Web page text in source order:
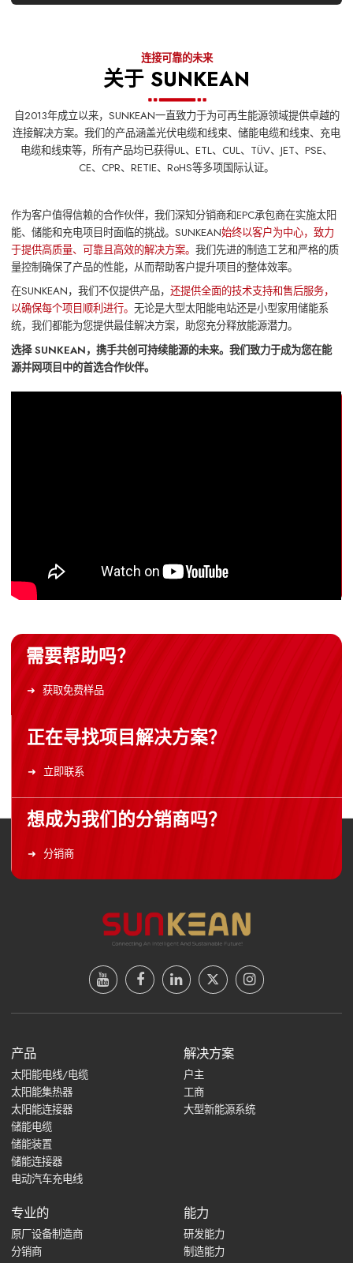
连接可靠的未来
关于 SUNKEAN
自2013年成立以来，SUNKEAN一直致力于为可再生能源领域提供卓越的
连接解决方案。我们的产品涵盖光伏电缆和线束、储能电缆和线束、充电
电缆和线束等，所有产品均已获得UL、ETL、CUL、TÜV、JET、PSE、
CE、CPR、RETIE、RoHS等多项国际认证。
作为客户值得信赖的合作伙伴，我们深知分销商和EPC承包商在实施太阳
能、储能和充电项目时面临的挑战。SUNKEAN始终以客户为中心，致力
于提供高质量、可靠且高效的解决方案。我们先进的制造工艺和严格的质
量控制确保了产品的性能，从而帮助客户提升项目的整体效率。
在SUNKEAN，我们不仅提供产品，还提供全面的技术支持和售后服务，
以确保每个项目顺利进行。无论是大型太阳能电站还是小型家用储能系
统，我们都能为您提供最佳解决方案，助您充分释放能源潜力。
选择 SUNKEAN，携手共创可持续能源的未来。我们致力于成为您在能
源并网项目中的首选合作伙伴。
需要帮助吗？
获取免费样品
正在寻找项目解决方案？
立即联系
想成为我们的分销商吗？
分销商
产品
太阳能电线/电缆
太阳能集热器
太阳能连接器
储能电缆
储能装置
储能连接器
电动汽车充电线
解决方案
户主
工商
大型新能源系统
专业的
原厂设备制造商
分销商
能力
研发能力
制造能力